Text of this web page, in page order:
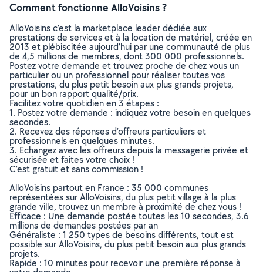
Comment fonctionne AlloVoisins ?
AlloVoisins c’est la marketplace leader dédiée aux
prestations de services et à la location de matériel, créée en
2013 et plébiscitée aujourd’hui par une communauté de plus
de 4,5 millions de membres, dont 300 000 professionnels.
Postez votre demande et trouvez proche de chez vous un
particulier ou un professionnel pour réaliser toutes vos
prestations, du plus petit besoin aux plus grands projets,
pour un bon rapport qualité/prix.
Facilitez votre quotidien en 3 étapes :
1. Postez votre demande : indiquez votre besoin en quelques
secondes.
2. Recevez des réponses d’offreurs particuliers et
professionnels en quelques minutes.
3. Echangez avec les offreurs depuis la messagerie privée et
sécurisée et faites votre choix !
C’est gratuit et sans commission !
AlloVoisins partout en France : 35 000 communes
représentées sur AlloVoisins, du plus petit village à la plus
grande ville, trouvez un membre à proximité de chez vous !
Efficace : Une demande postée toutes les 10 secondes, 3.6
millions de demandes postées par an
Généraliste : 1 250 types de besoins différents, tout est
possible sur AlloVoisins, du plus petit besoin aux plus grands
projets.
Rapide : 10 minutes pour recevoir une première réponse à